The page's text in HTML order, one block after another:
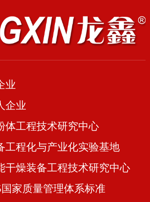
业
企业
体工程技术研究中心
工程化与产业化实验基地
干燥装备工程技术研究中心
家质量管理体系标准